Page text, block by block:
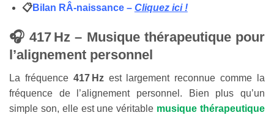
📋Bilan RÂ-naissance – Cliquez ici !
🎧 417 Hz – Musique thérapeutique pour
l’alignement personnel
La fréquence 417 Hzest largement reconnue comme la
fréquence de l’alignement personnel. Bien plus qu’un
simple son, elle est une véritable musique thérapeutique